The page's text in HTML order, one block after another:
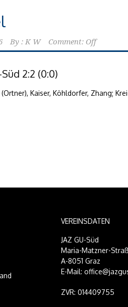
By : K W Comment: Off
2:2 (0:0)
Kaiser, Köhldorfer, Zhang;
VEREINSDATEN
JAZ GU-Süd
Maria-Matzner-
A-8051 Graz
E-Mail:
ZVR: 014409755